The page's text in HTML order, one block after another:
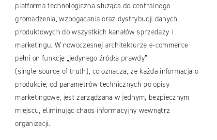
platforma technologiczna służąca do centralnego
gromadzenia, wzbogacania oraz dystrybucji danych
produktowych do wszystkich kanałów sprzedaży i
marketingu. W nowoczesnej architekturze e-commerce
pełni on funkcję „jedynego źródła prawdy”
(single source of truth), co oznacza, że każda informacja o
produkcie, od parametrów technicznych po opisy
marketingowe, jest zarządzana w jednym, bezpiecznym
miejscu, eliminując chaos informacyjny wewnątrz
organizacji.